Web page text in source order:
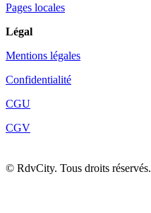
Pages locales
Légal
Mentions légales
Confidentialité
CGU
CGV
© RdvCity. Tous droits réservés.